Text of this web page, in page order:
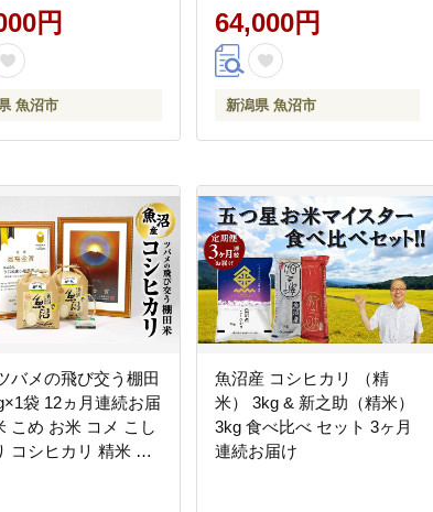
円
魚沼市
64,000円
新潟県 魚沼市
バメの飛び交う棚田
袋 12ヵ月連続お届
め お米 コメ こし
コシヒカリ 精米 新
魚沼産 コシヒカリ （精
米） 3kg & 新之助（精米）
3kg 食べ比べ セット 3ヶ月
連続お届け